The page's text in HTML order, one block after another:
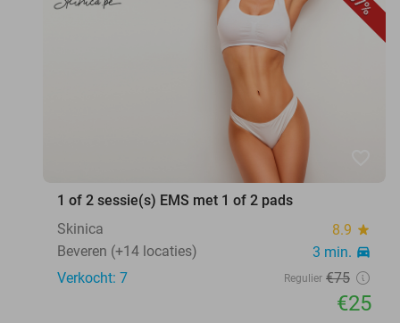
1 of 2 sessie(s) EMS met 1 of 2 pads
Skinica
8.9 star
Beveren (+14 locaties) 3 min. directions_car
Verkocht: 7 Regulier €75
€25